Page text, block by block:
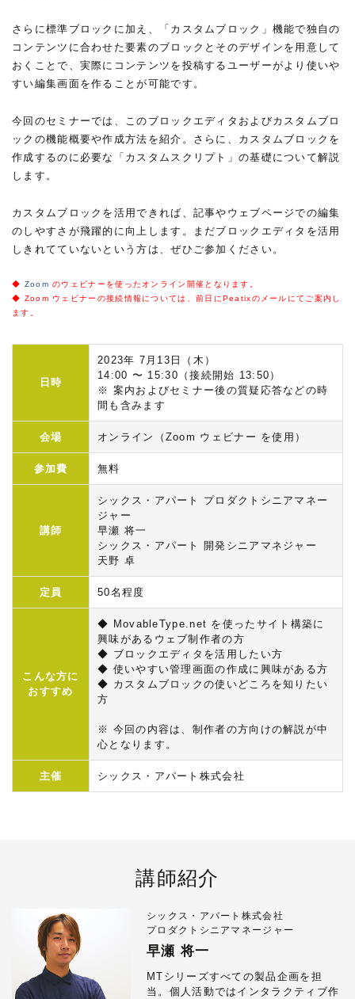
さらに標準ブロックに加え、「カスタムブロック」機能で独自の
コンテンツに合わせた要素のブロックとそのデザインを用意して
おくことで、実際にコンテンツを投稿するユーザーがより使いや
すい編集画面を作ることが可能です。
今回のセミナーでは、このブロックエディタおよびカスタムブロ
ックの機能概要や作成方法を紹介。さらに、カスタムブロックを
作成するのに必要な「カスタムスクリプト」の基礎について解説
します。
カスタムブロックを活用できれば、記事やウェブページでの編集
のしやすさが飛躍的に向上します。まだブロックエディタを活用
しきれてていないという方は、ぜひご参加ください。
◆ Zoom のウェビナーを使ったオンライン開催となります。
◆ Zoom ウェビナーの接続情報については、前日にPeatixのメールにてご案内し
ます。
日時
2023年 7月13日（木）
14:00 〜 15:30（接続開始 13:50）
※ 案内およびセミナー後の質疑応答などの時
間も含みます
会場 オンライン（Zoom ウェビナー を使用）
参加費 無料
講師
シックス・アパート プロダクトシニアマネー
ジャー
早瀬 将一
シックス・アパート 開発シニアマネジャー
天野 卓
定員 50名程度
こんな方に
おすすめ
◆ MovableType.net を使ったサイト構築に
興味があるウェブ制作者の方
◆ ブロックエディタを活用したい方
◆ 使いやすい管理画面の作成に興味がある方
◆ カスタムブロックの使いどころを知りたい
方
※ 今回の内容は、制作者の方向けの解説が中
心となります。
主催 シックス・アパート株式会社
講師紹介
シックス・アパート株式会社
プロダクトシニアマネージャー
早瀬 将一
MTシリーズすべての製品企画を担
当。個人活動ではインタラクティブ作